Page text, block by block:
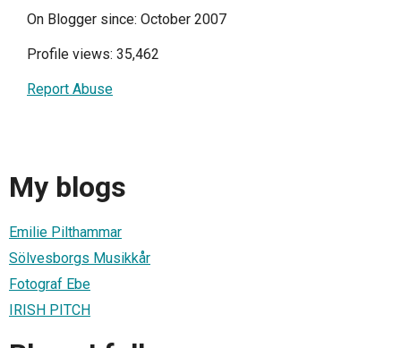
On Blogger since: October 2007
Profile views: 35,462
Report Abuse
My blogs
Emilie Pilthammar
Sölvesborgs Musikkår
Fotograf Ebe
IRISH PITCH